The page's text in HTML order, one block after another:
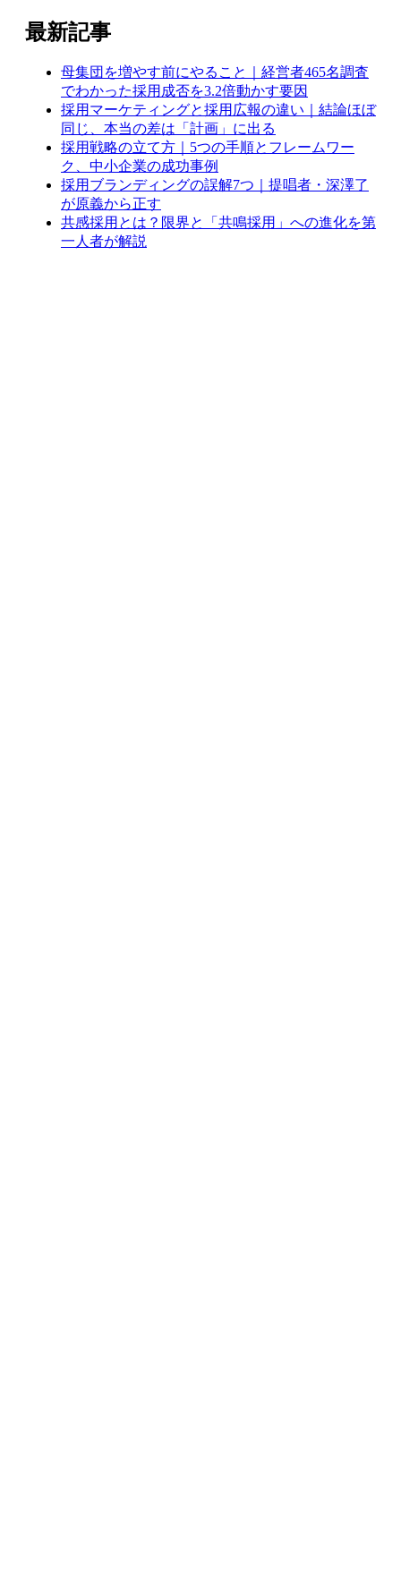
最新記事
母集団を増やす前にやること｜経営者465名調査
でわかった採用成否を3.2倍動かす要因
採用マーケティングと採用広報の違い｜結論ほぼ
同じ、本当の差は「計画」に出る
採用戦略の立て方｜5つの手順とフレームワー
ク、中小企業の成功事例
採用ブランディングの誤解7つ｜提唱者・深澤了
が原義から正す
共感採用とは？限界と「共鳴採用」への進化を第
一人者が解説